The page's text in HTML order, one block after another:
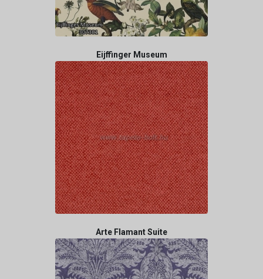
Eijffinger Museum
Arte Flamant Suite